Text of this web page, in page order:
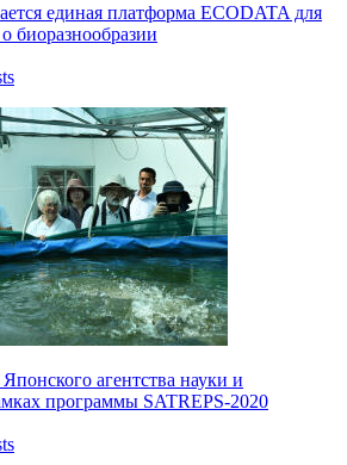
единая платформа ECODATA для
биоразнообразии
агентства науки и
программы SATREPS-2020